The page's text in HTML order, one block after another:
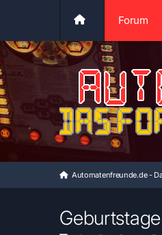
Forum
Automatenfreunde.de -
Geburtstage